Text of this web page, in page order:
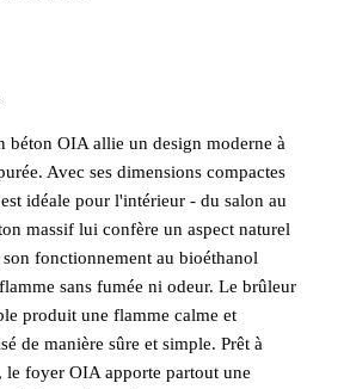
béton OIA allie un design moderne à
Avec ses dimensions compactes
idéale pour l'intérieur - du salon au
massif lui confère un aspect naturel
fonctionnement au bioéthanol
sans fumée ni odeur. Le brûleur
produit une flamme calme et
de manière sûre et simple. Prêt à
foyer OIA apporte partout une